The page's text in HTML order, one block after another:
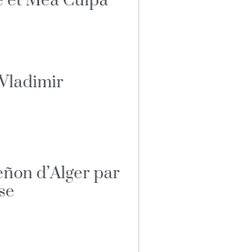
d’Alger par